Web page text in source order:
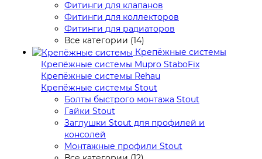
Фитинги для клапанов
Фитинги для коллекторов
Фитинги для радиаторов
Все категории (14)
Крепёжные системы
Крепёжные системы Mupro StaboFix
Крепёжные системы Rehau
Крепёжные системы Stout
Болты быстрого монтажа Stout
Гайки Stout
Заглушки Stout для профилей и
консолей
Монтажные профили Stout